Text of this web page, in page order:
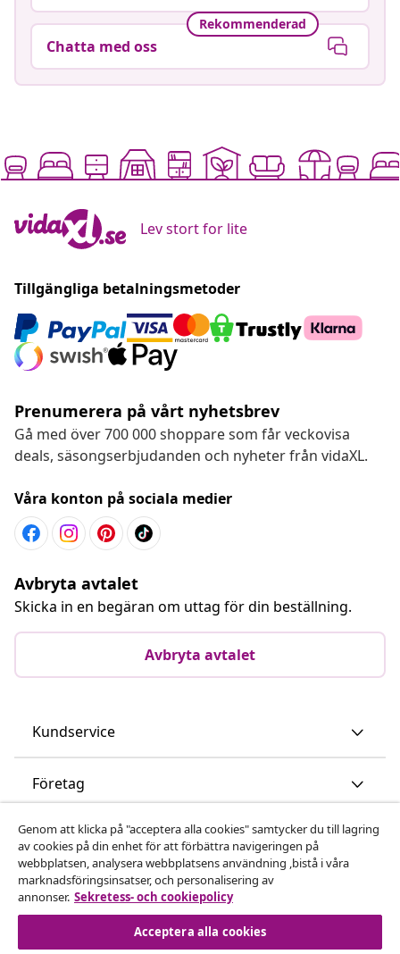
Rekommenderad
Chatta med oss
Lev stort for lite
Tillgängliga betalningsmetoder
Prenumerera på vårt nyhetsbrev
Gå med över 700 000 shoppare som får veckovisa
deals, säsongserbjudanden och nyheter från vidaXL.
Våra konton på sociala medier
Avbryta avtalet
Skicka in en begäran om uttag för din beställning.
Avbryta avtalet
Kundservice
Företag
vidaXL
Upptäck mer
Genom att klicka på "acceptera alla cookies" samtycker du till lagring
av cookies på din enhet för att förbättra navigeringen på
webbplatsen, analysera webbplatsens användning ,bistå i våra
marknadsföringsinsatser, och personalisering av
annonser. Sekretess- och cookiepolicy
Acceptera alla cookies